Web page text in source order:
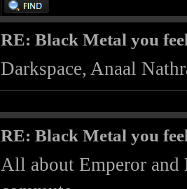
RE: Black Metal you
Darkspace, Anaal
RE: Black Metal you
All about Emperor